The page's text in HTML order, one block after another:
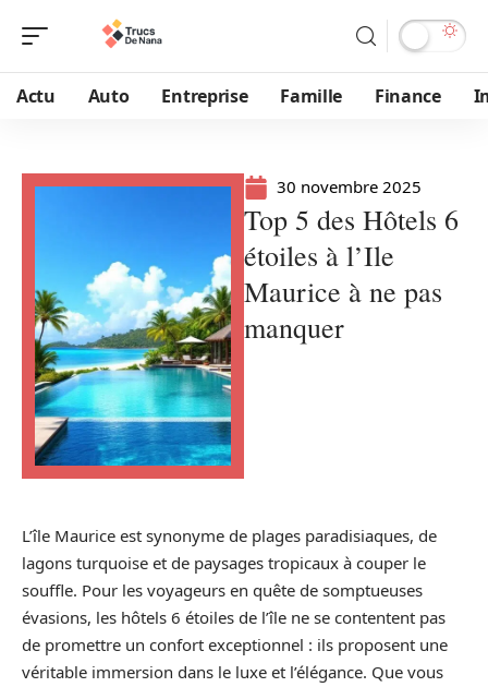
Actu Auto Entreprise Famille Finance
30 novembre 2025
Top 5 des Hôtels 6
étoiles à l’Ile
Maurice à ne pas
manquer
L’île Maurice est synonyme de plages paradisiaques, de
lagons turquoise et de paysages tropicaux à couper le
souffle. Pour les voyageurs en quête de somptueuses
évasions, les hôtels 6 étoiles de l’île ne se contentent pas
de promettre un confort exceptionnel : ils proposent une
véritable immersion dans le luxe et l’élégance. Que vous